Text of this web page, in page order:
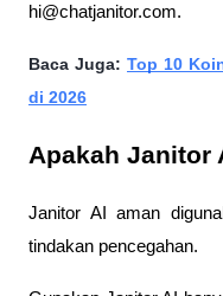
hi@chatjanitor.com.
Baca Juga: Top 10
di 2026
Apakah Janitor
Janitor AI aman
tindakan pencegahan.